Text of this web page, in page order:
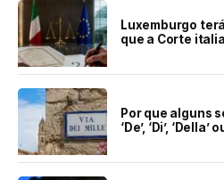
Luxemburgo
que a Corte
Por que alguns
‘De’, ‘Di’,